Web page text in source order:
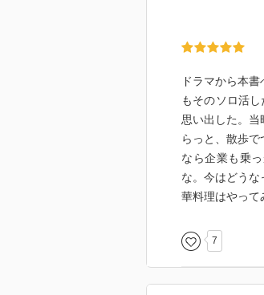
ドラマから本
もそのソロ活
思い出した。
らっと、散歩
なら企業も乗
な。今はどう
華料理はやって
7